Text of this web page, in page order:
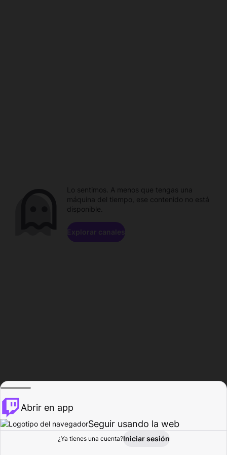
Explorar Actividad
Lo sentimos. A menos que tengas una
máquina del tiempo, ese contenido no está
disponible.
Explorar canales
Abrir en app
Seguir usando la web
¿Ya tienes una cuenta?Iniciar sesión